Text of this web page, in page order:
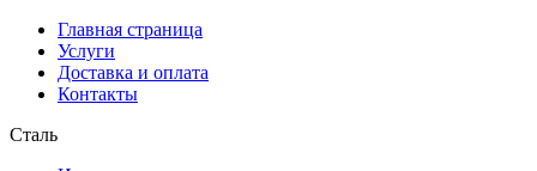
Главная страница
Услуги
Доставка и оплата
Контакты
Сталь